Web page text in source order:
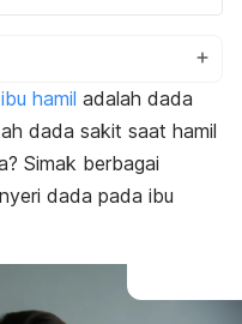
hamil adalah dada
dada sakit saat hamil
Simak berbagai
dada pada ibu